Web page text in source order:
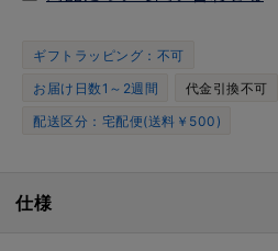
ギフトラッピング：不可
お届け日数1～2週間
代金引換不可
配送区分：宅配便(送料￥500)
仕様